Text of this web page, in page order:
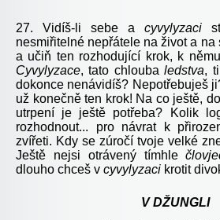
27. Vidíš-li sebe a cyvylyzaci
nesmiřitelné nepřátele na život a na
a učiň ten rozhodující krok, k
Cyvylyzace, tato chloubaledstva,
dokonce nenávidíš? Nepotřebuješ
už konečně ten krok! Na co ještě,
utrpení je ještě potřeba? Kolik
rozhodnout... pro návrat k
zvířeti. Kdy se zúročí tvoje velké
Ještě nejsi otrávený tímhle
dlouho chceš v cyvylyzaci krotit
V DŽUNGLI